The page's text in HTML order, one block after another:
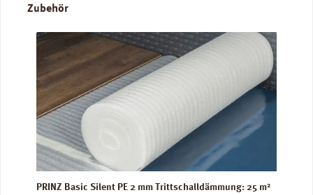
Produktgalerie überspringen
Zubehör
PRINZ Basic Silent PE 2 mm Trittschalldämmung: 25 m²